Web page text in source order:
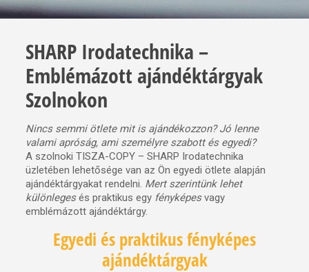
SHARP Irodatechnika –
Emblémázott ajándéktárgyak
Szolnokon
Nincs semmi ötlete mit is ajándékozzon? Jó lenne
valami apróság, ami személyre szabott és egyedi?
A szolnoki TISZA-COPY – SHARP Irodatechnika
üzletében lehetősége van az Ön egyedi ötlete alapján
ajándéktárgyakat rendelni. Mert szerintünk lehet
különlegesés praktikus egy fényképesvagy
emblémázott ajándéktárgy.
Egyedi és praktikus fényképes
ajándéktárgyak